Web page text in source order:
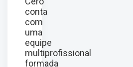
conta
com
uma
equipe
multiprofissional
formada